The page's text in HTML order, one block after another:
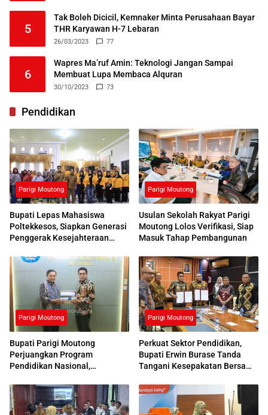
5
Tak Boleh Dicicil, Kemnaker Minta Perusahaan Bayar
THR Karyawan H-7 Lebaran
26/03/2023 77
6
Wapres Ma’ruf Amin: Teknologi Jangan Sampai
Membuat Lupa Membaca Alquran
30/10/2023 73
Pendidikan
Parigi Moutong
Bupati Lepas Mahasiswa
Poltekkesos, Siapkan Generasi
Penggerak Kesejahteraan
Parigi Moutong
Usulan Sekolah Rakyat Parigi
Moutong Lolos Verifikasi, Siap
Masuk Tahap Pembangunan
Parigi Moutong
Bupati Parigi Moutong
Perjuangkan Program
Pendidikan Nasional,
Respons Positif
Parigi Moutong
Perkuat Sektor Pendidikan,
Bupati Erwin Burase Tanda
Tangani Kesepakatan Bersama